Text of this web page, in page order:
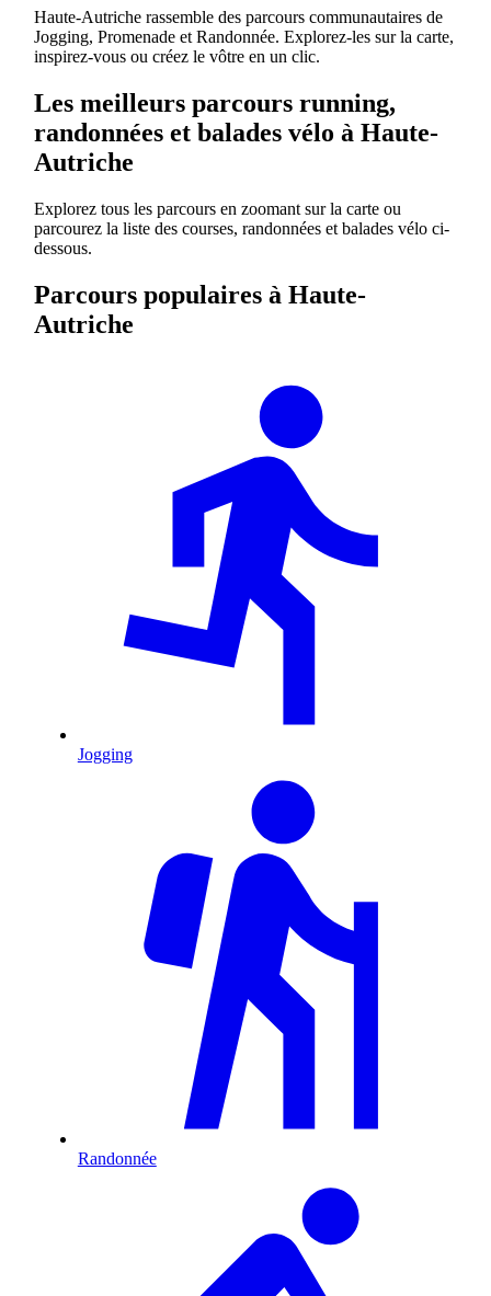
Haute-Autriche rassemble des parcours communautaires de
Jogging, Promenade et Randonnée. Explorez-les sur la carte,
inspirez-vous ou créez le vôtre en un clic.
Les meilleurs parcours running,
randonnées et balades vélo à Haute-
Autriche
Explorez tous les parcours en zoomant sur la carte ou
parcourez la liste des courses, randonnées et balades vélo ci-
dessous.
Parcours populaires à Haute-
Autriche
Jogging
Randonnée